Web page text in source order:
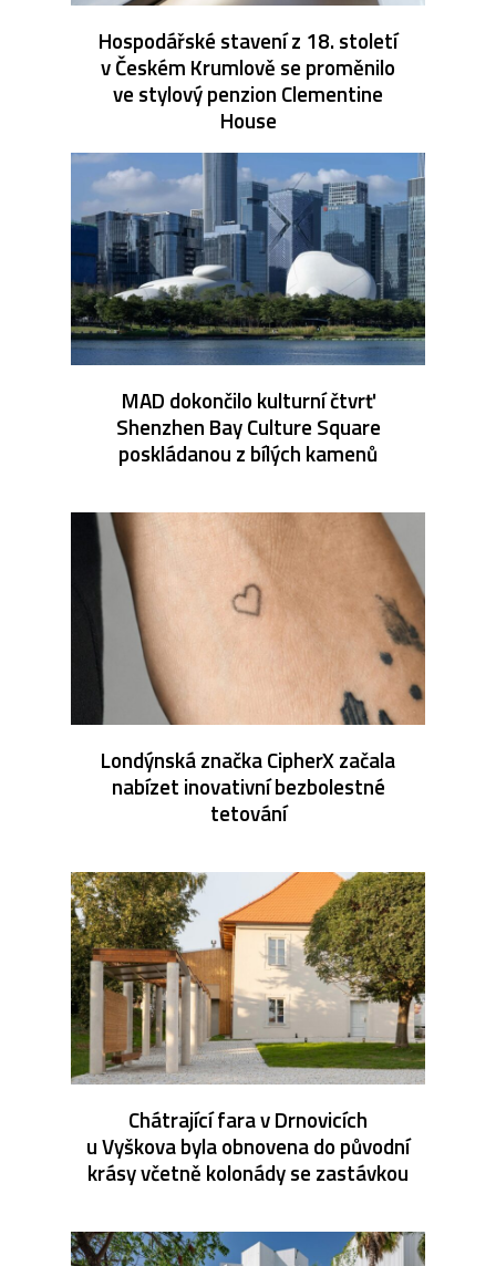
Hospodářské stavení z 18. století
v Českém Krumlově se proměnilo
ve stylový penzion Clementine
House
MAD dokončilo kulturní čtvrť
Shenzhen Bay Culture Square
poskládanou z bílých kamenů
Londýnská značka CipherX začala
nabízet inovativní bezbolestné
tetování
Chátrající fara v Drnovicích
u Vyškova byla obnovena do původní
krásy včetně kolonády se zastávkou